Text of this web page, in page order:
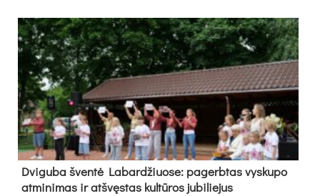
Dvi­gu­ba šven­tė La­bar­džiuo­se: pa­gerb­tas vys­ku­po
at­mi­ni­mas ir at­švęs­tas kul­tū­ros ju­bi­lie­jus